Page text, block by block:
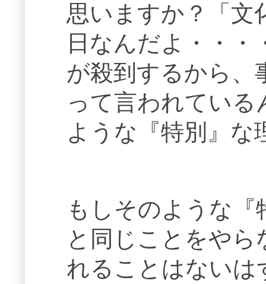
思いますか？「文
日なんだよ・・
が殺到するから、
って言われている
ような『特別』な
もしそのような
と同じことをや
れることはないは